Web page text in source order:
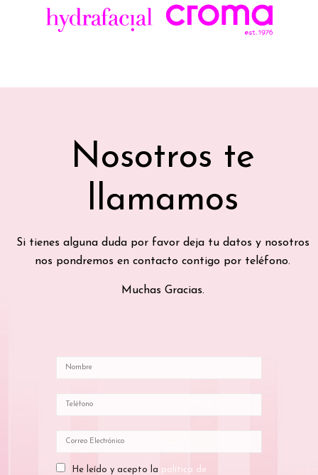
Nosotros te
llamamos
Si tienes alguna duda por favor deja tu datos y nosotros
nos pondremos en contacto contigo por teléfono.
Muchas Gracias.
He leído y acepto la política de